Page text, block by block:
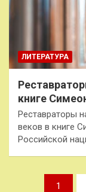
ЛИТЕРАТУРА
книге
Реставраторы
веков в книге
Российской
Пагинация
1